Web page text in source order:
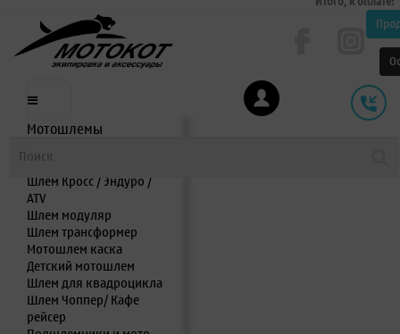
Мотошлемы
Шлем полулицевик
Шлем Кросс / Эндуро /
ATV
Шлем модуляр
Шлем трансформер
Мотошлем каска
Детский мотошлем
Шлем для квадроцикла
Шлем Чоппер/ Кафе
рейсер